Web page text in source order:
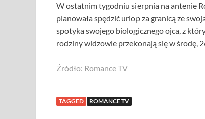
W ostatnim tygodniu sierpnia na antenie
planowała spędzić urlop za granicą ze
spotyka swojego biologicznego ojca, z
rodziny widzowie przekonają się w środę,
Źródło: Romance TV
TAGGED ROMANCE TV